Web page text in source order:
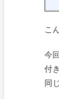
こ
今
付
同